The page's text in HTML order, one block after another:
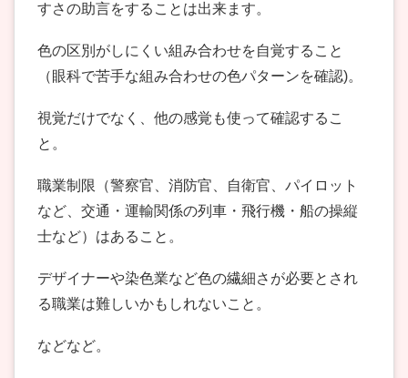
すさの助言をすることは出来ます。
色の区別がしにくい組み合わせを自覚すること
（眼科で苦手な組み合わせの色パターンを確認)。
視覚だけでなく、他の感覚も使って確認するこ
と。
職業制限（警察官、消防官、自衛官、パイロット
など、交通・ 運輸関係の列車・飛行機・船の操縦
士など）はあること。
デザイナーや染色業など色の繊細さが必要とされ
る職業は難しいかもしれないこと。
などなど。